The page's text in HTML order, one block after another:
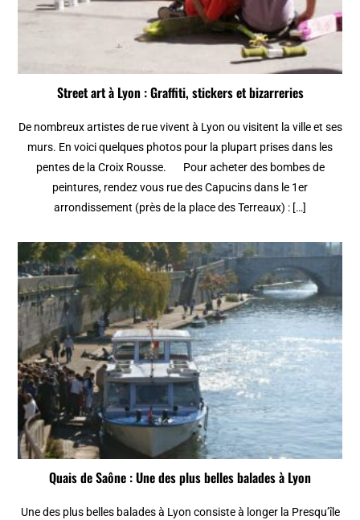
Street art à Lyon : Graffiti, stickers et bizarreries
De nombreux artistes de rue vivent à Lyon ou visitent la ville et ses
murs. En voici quelques photos pour la plupart prises dans les
pentes de la Croix Rousse. Pour acheter des bombes de
peintures, rendez vous rue des Capucins dans le 1er
arrondissement (près de la place des Terreaux) : […]
Quais de Saône : Une des plus belles balades à Lyon
Une des plus belles balades à Lyon consiste à longer la Presqu’île